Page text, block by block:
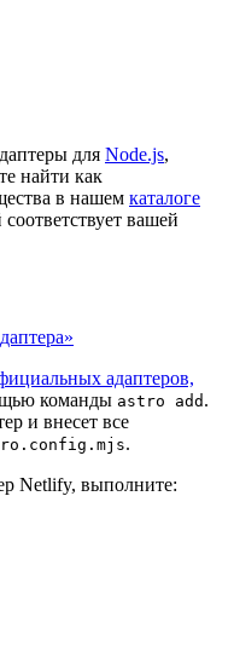
для Node.js,
найти как
в нашем каталоге
вашей
адаптеров,
команды astro add .
и внесет все
.
Netlify, выполните: